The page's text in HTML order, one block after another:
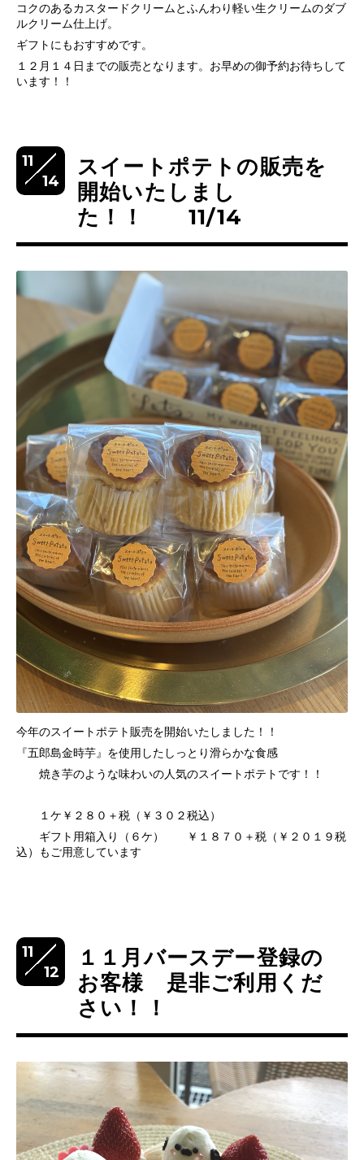
コクのあるカスタードクリームとふんわり軽い生クリームのダブ
ルクリーム仕上げ。
ギフトにもおすすめです。
１２月１４日までの販売となります。お早めの御予約お待ちして
います！！
11
14
スイートポテトの販売を
開始いたしまし
た！！ 11/14
今年のスイートポテト販売を開始いたしました！！
『五郎島金時芋』を使用したしっとり滑らかな食感
焼き芋のような味わいの人気のスイートポテトです！！
１ケ￥２８０＋税（￥３０２税込）
ギフト用箱入り（６ケ） ￥１８７０＋税（￥２０１９税
込）もご用意しています
11
12
１１月バースデー登録の
お客様 是非ご利用くだ
さい！！